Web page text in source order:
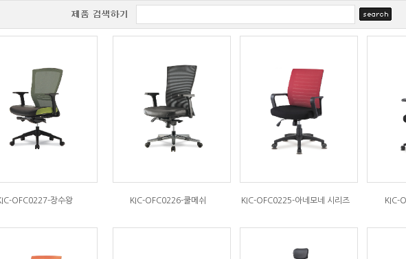
OFC0227-장수왕 KIC-OFC0226-쿨메쉬 KIC-OFC0225-아네모네 시리즈 KIC-